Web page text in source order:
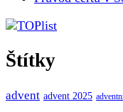
Štítky
advent advent 2025